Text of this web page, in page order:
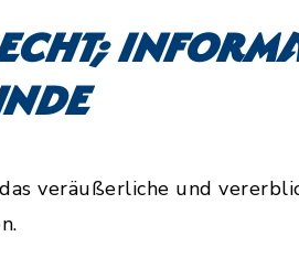
veräußerliche und